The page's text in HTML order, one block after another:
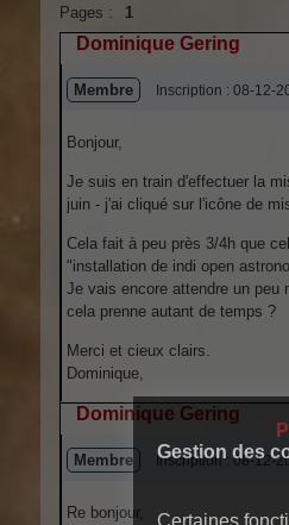
Pages : 1
Dominique Gering
Membre Inscription : 08-12-
Bonjour,
Je suis en train d'effectuer la
juin - j'ai cliqué sur l'icône de
Cela fait à peu près 3/4h que
"installation de indi open
Je vais encore attendre un peu
cela prenne autant de temps ?
Merci et cieux clairs.
Dominique,
Hors ligne
Dominique Gering
Membre Inscription : 08-12-
Re bonjour,
Gestion des
Certaines